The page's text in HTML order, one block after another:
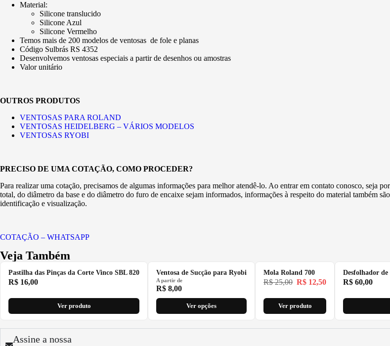
Material:
Silicone translucido
Silicone Azul
Silicone Vermelho
Temos mais de 200 modelos de ventosas de fole e planas
Código Sulbrás RS 4352
Desenvolvemos ventosas especiais a partir de desenhos ou amostras
Valor unitário
OUTROS PRODUTOS
VENTOSAS PARA ROLAND
VENTOSAS HEIDELBERG – VÁRIOS MODELOS
VENTOSAS RYOBI
PRECISO DE UMA COTAÇÃO, COMO PROCEDER?
Para realizar uma cotação, precisamos de algumas informações para melhor atendê-lo. Ao entrar em contato conosco, seja
total, do diâmetro da base e do diâmetro do furo de encaixe sejam informados, informações à respeito do material também
identificação e visualização.
COTAÇÃO – WHATSAPP
Veja Também
Pastilha das Pinças da Corte Vinco SBL 820
R$ 16,00
Ver produto
Ventosa de Sucção para Ryobi
A partir de
R$ 8,00
Ver opções
Mola Roland 700
R$25,00 R$ 12,50
Ver produto
Desfolhador de
R$ 60,00
Assine a nossa